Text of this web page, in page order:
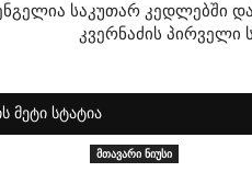
საკუთარ კედლებში
კვერნაძის პირველი
მეტი სტატია
მთავარი ნიუსი